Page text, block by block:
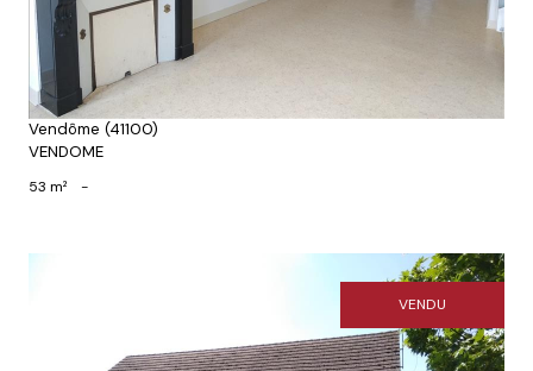
Vendôme (41100)
VENDOME
53 m² -
VENDU